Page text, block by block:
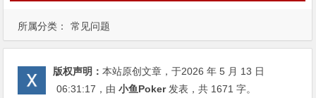
所属分类： 常见问题
版权声明：本站原创文章，于2026 年 5 月 13 日
06:31:17 ，由小鱼Poker发表，共 1671 字。